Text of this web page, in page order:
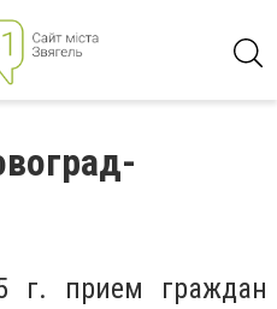
г. прием граждан